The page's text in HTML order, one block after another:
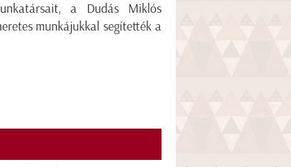
a Dudás Miklós
munkájukkal segítették a